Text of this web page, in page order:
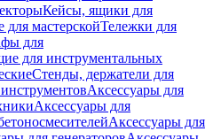
Кейсы, ящики для
для мастерскойТележки для
для
для инструментальных
Стенды, держатели для
Аксессуары для
Аксессуары для
Аксессуары для